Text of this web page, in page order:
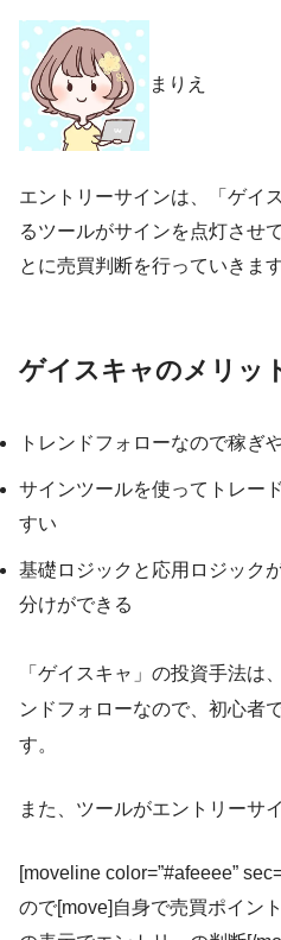
まりえ
エントリーサインは、「ゲイ
るツールがサインを点灯させ
とに売買判断を行っていきます
ゲイスキャのメリッ
トレンドフォローなので稼ぎ
サインツールを使ってトレー
すい
基礎ロジックと応用ロジック
分けができる
「ゲイスキャ」の投資手法は
ンドフォローなので、初心者
す。
また、ツールがエントリーサ
[moveline color=”#afeeee”
ので[move]自身で売買ポイン